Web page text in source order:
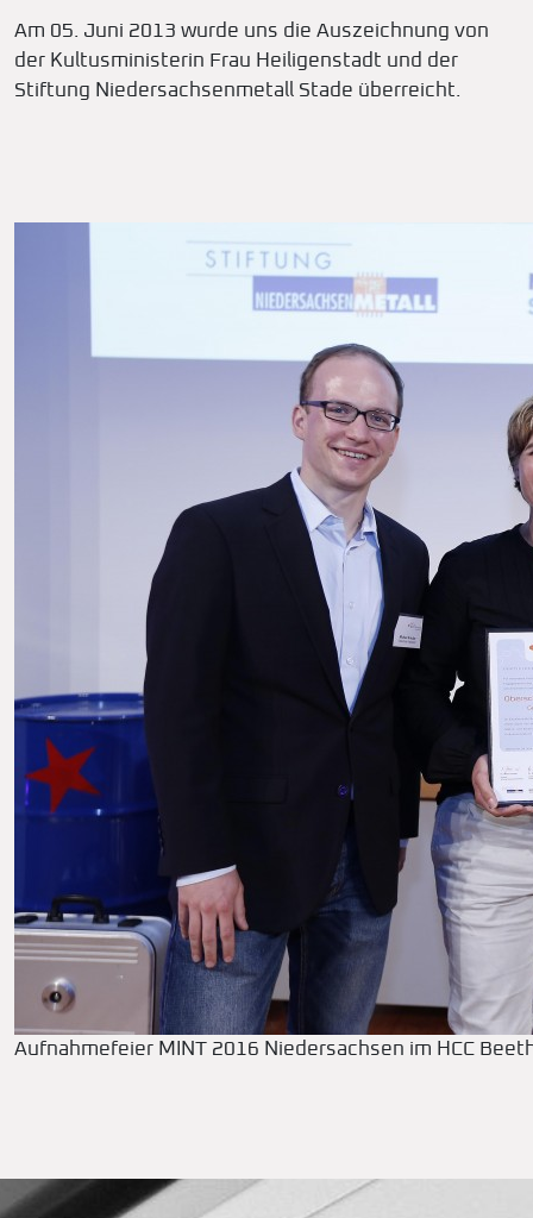
Am 05. Juni 2013 wurde uns die Auszeichnung von
der Kultusministerin Frau Heiligenstadt und der
Stiftung Niedersachsenmetall Stade überreicht.
Aufnahmefeier MINT 2016 Niedersachsen im HCC